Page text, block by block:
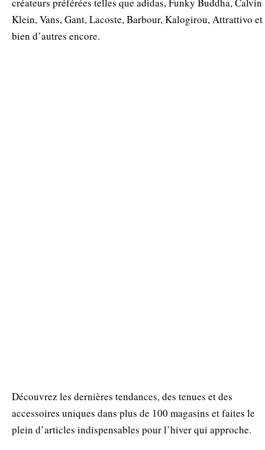
Klein, Vans, Gant, Lacoste, Barbour, Kalogirou, Attrattivo et
bien d’autres encore.
Découvrez les dernières tendances, des tenues et des
accessoires uniques dans plus de 100 magasins et faites le
plein d’articles indispensables pour l’hiver qui approche.